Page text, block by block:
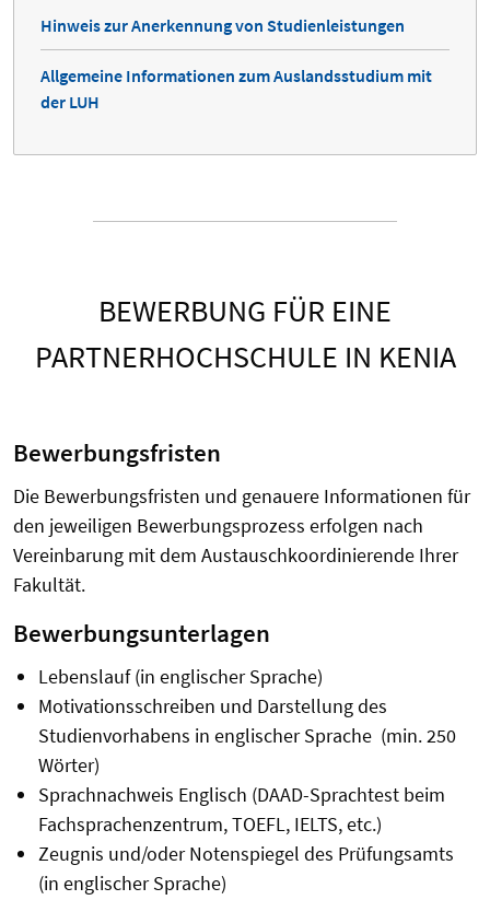
Hinweis zur Anerkennung von Studienleistungen
Allgemeine Informationen zum Auslandsstudium mit
der LUH
BEWERBUNG FÜR EINE
PARTNERHOCHSCHULE IN KENIA
Bewerbungsfristen
Die Bewerbungsfristen und genauere Informationen für
den jeweiligen Bewerbungsprozess erfolgen nach
Vereinbarung mit dem Austauschkoordinierende Ihrer
Fakultät.
Bewerbungsunterlagen
Lebenslauf (in englischer Sprache)
Motivationsschreiben und Darstellung des
Studienvorhabens in englischer Sprache (min. 250
Wörter)
Sprachnachweis Englisch (DAAD-Sprachtest beim
Fachsprachenzentrum, TOEFL, IELTS, etc.)
Zeugnis und/oder Notenspiegel des Prüfungsamts
(in englischer Sprache)